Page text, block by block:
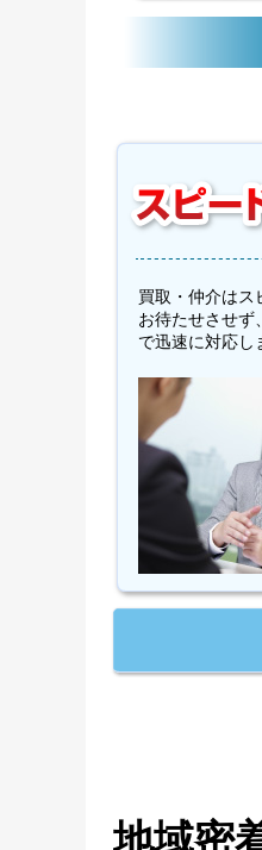
買取・仲介はス
お待たせさせず
で迅速に対応し
地域密